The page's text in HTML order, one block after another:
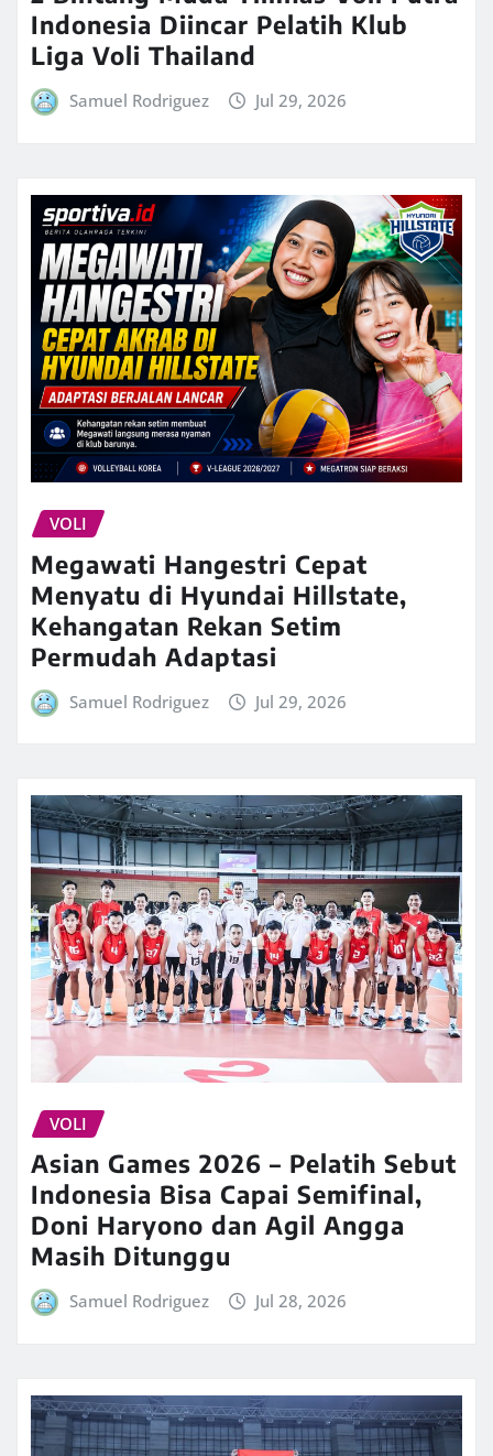
Indonesia Diincar Pelatih Klub
Liga Voli Thailand
Samuel Rodriguez Jul 29, 2026
VOLI
Megawati Hangestri Cepat
Menyatu di Hyundai Hillstate,
Kehangatan Rekan Setim
Permudah Adaptasi
Samuel Rodriguez Jul 29, 2026
VOLI
Asian Games 2026 – Pelatih Sebut
Indonesia Bisa Capai Semifinal,
Doni Haryono dan Agil Angga
Masih Ditunggu
Samuel Rodriguez Jul 28, 2026